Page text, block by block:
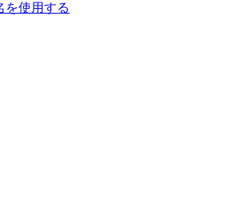
を使用する